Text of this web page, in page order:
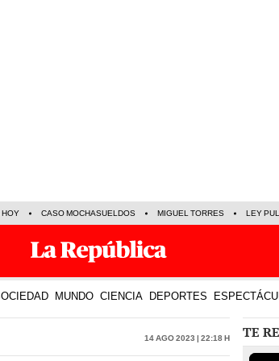
HOY CASO MOCHASUELDOS MIGUEL TORRES LEY
MUNDO CIENCIA DEPORTES
14 Ago 2023 | 22:18 h TE